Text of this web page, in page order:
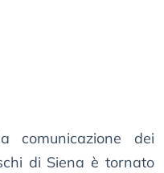
comunicazione dei
di Siena è tornato